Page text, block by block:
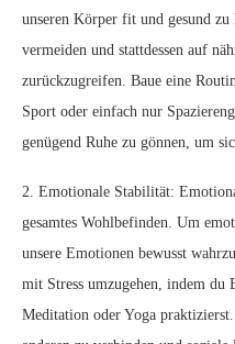
unseren Körper fit und gesund
vermeiden und stattdessen auf
zurückzugreifen. Baue eine
Sport oder einfach nur
genügend Ruhe zu gönnen, um
2. Emotionale Stabilität:
gesamtes Wohlbefinden. Um
unsere Emotionen bewusst
mit Stress umzugehen, indem du
Meditation oder Yoga